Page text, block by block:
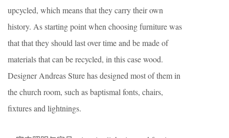
upcycled, which means that they carry their own
history. As starting point when choosing furniture was
that that they should last over time and be made of
materials that can be recycled, in this case wood.
Designer Andreas Sture has designed most of them in
the church room, such as baptismal fonts, chairs,
fixtures and lightnings.